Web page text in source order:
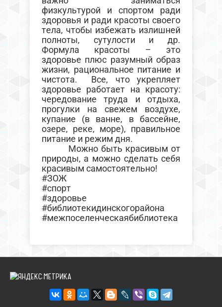
физкультурой и спортом ради
здоровья и ради красоты своего
тела, чтобы избежать излишней
полноты, сутулости и др.
Формула красоты – это
здоровье плюс разумный образ
жизни, рациональное питание и
чистота. Все, что укрепляет
здоровье работает на красоту:
чередование труда и отдыха,
прогулки на свежем воздухе,
купание (в ванне, в бассейне,
озере, реке, море), правильное
питание и режим дня.
Можно быть красивым от
природы, а можно сделать себя
красивым самостоятельно!
#ЗОЖ
#спорт
#здоровье
#библиотекидинскогорайона
#межпоселенческаябиблиотека